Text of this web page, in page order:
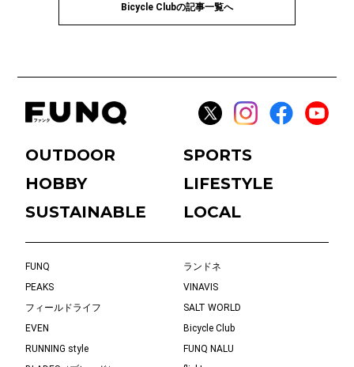
Bicycle Clubの記事一覧へ
OUTDOOR
SPORTS
HOBBY
LIFESTYLE
SUSTAINABLE
LOCAL
FUNQ
ランドネ
PEAKS
VINAVIS
フィールドライフ
SALT WORLD
EVEN
Bicycle Club
RUNNING style
FUNQ NALU